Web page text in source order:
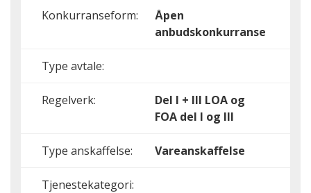
Konkurranseform:
Åpen
anbudskonkurranse
Type avtale:
Regelverk: Del I + III LOA og
FOA del I og III
Type anskaffelse: Vareanskaffelse
Tjenestekategori: